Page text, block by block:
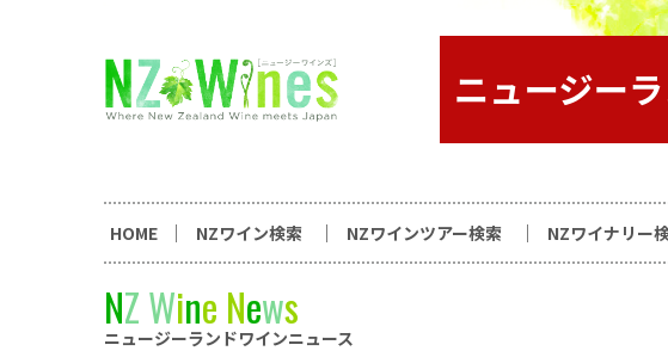
ニュージーランドワイン総合サイト
HOME NZワイン検索 NZワインツアー検索 NZワイナリー
NZWine News
ニュージーランドワインニュース